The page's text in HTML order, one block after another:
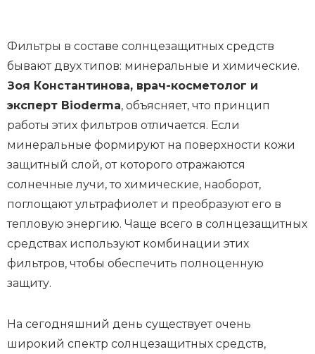
Фильтры в составе солнцезащитных средств
бывают двух типов: минеральные и химические.
Зоя Константинова, врач-косметолог и
эксперт Bioderma, объясняет, что принцип
работы этих фильтров отличается. Если
минеральные формируют на поверхности кожи
защитный слой, от которого отражаются
солнечные лучи, то химические, наоборот,
поглощают ультрафиолет и преобразуют его в
тепловую энергию. Чаще всего в солнцезащитных
средствах используют комбинации этих
фильтров, чтобы обеспечить полноценную
защиту.
На сегодняшний день существует очень
широкий спектр солнцезащитных средств,